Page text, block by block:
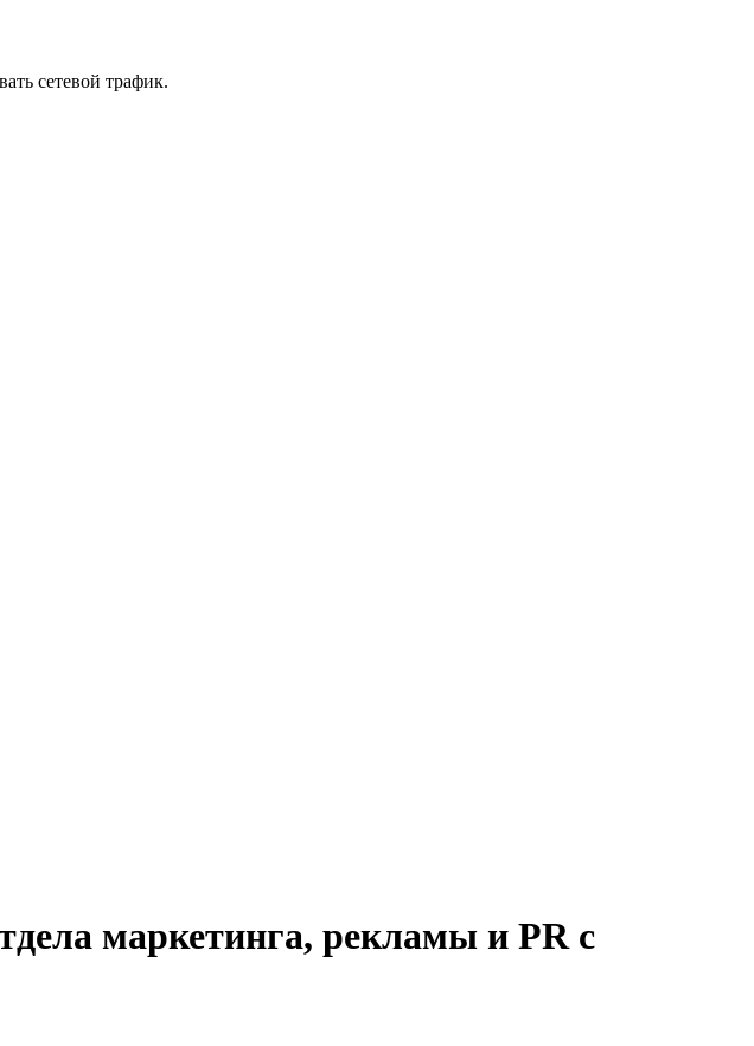
сетевой трафик.
маркетинга, рекламы и PR с